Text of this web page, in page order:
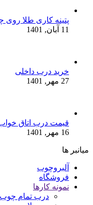
پتینه کاری طلا روی
11 آبان, 1401
خرید درب داخلی
27 مهر, 1401
قیمت درب اتاق
16 مهر, 1401
میانبر ها
آلبروچوب
فروشگاه
نمونه کارها
درب تمام چوب